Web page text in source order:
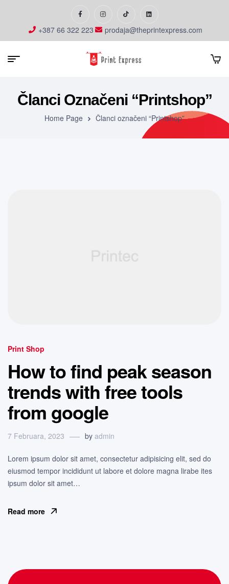
+387 66 322 223 prodaja@theprintexpress.com
Članci Označeni “Printshop”
Home Page Članci označeni “Printshop”
Print Shop
How to find peak season
trends with free tools
from google
7 Februara, 2023 by admin
Lorem ipsum dolor sit amet, consectetur adipisicing elit, sed do
eiusmod tempor incididunt ut labore et dolore magna lirabe ites
ipsum dolor sit amet…
Read more